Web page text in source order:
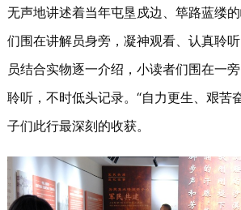
无声地讲述着当年屯垦戍边、筚路蓝缕
们围在讲解员身旁，凝神观看、认真聆
员结合实物逐一介绍，小读者们围在一
聆听，不时低头记录。“自力更生、艰苦
子们此行最深刻的收获。